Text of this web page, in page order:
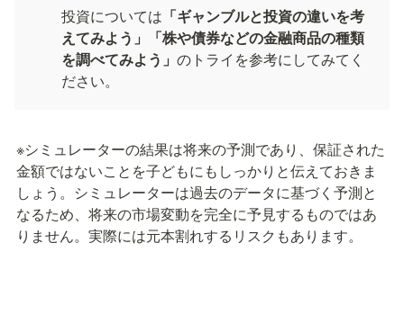
投資については 「ギャンブルと投資の違いを考
えてみよう」「株や債券などの金融商品の種類
を調べてみよう」 のトライを参考にしてみてく
ださい。
※シミュレーターの結果は将来の予測であり、保証された
金額ではないことを子どもにもしっかりと伝えておきま
しょう。シミュレーターは過去のデータに基づく予測と
なるため、将来の市場変動を完全に予見するものではあ
りません。実際には元本割れするリスクもあります。